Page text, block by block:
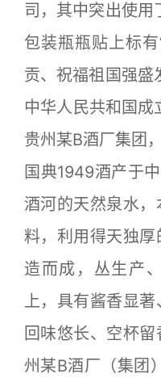
司，其中突出使用
包装瓶瓶贴上标
贡、祝福祖国强盛
中华人民共和国成
贵州某B酒厂集团
国典1949酒产于
酒河的天然泉水
料，利用得天独
造而成，丛生产
上，具有酱香显著
回味悠长、空杯
州某B酒厂（集团